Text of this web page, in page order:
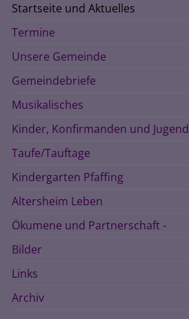
Hauptnavigation
Startseite und Aktuelles
Termine
Unsere Gemeinde
Gemeindebriefe
Musikalisches
Kinder, Konfirmanden und Jugend
Taufe/Tauftage
Kindergarten Pfaffing
Altersheim Leben
Ökumene und Partnerschaft -
Bilder
Links
Archiv